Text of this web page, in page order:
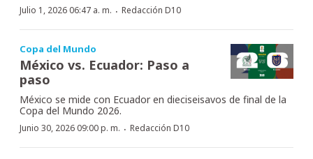
Julio 1, 2026 06:47 a. m. · Redacción D10
Copa del Mundo
México vs. Ecuador: Paso a
paso
México se mide con Ecuador en dieciseisavos de final de la
Copa del Mundo 2026.
Junio 30, 2026 09:00 p. m. · Redacción D10